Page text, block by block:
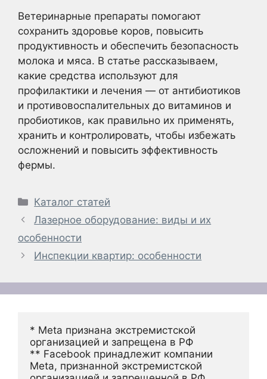
Ветеринарные препараты помогают
сохранить здоровье коров, повысить
продуктивность и обеспечить безопасность
молока и мяса. В статье рассказываем,
какие средства используют для
профилактики и лечения — от антибиотиков
и противовоспалительных до витаминов и
пробиотиков, как правильно их применять,
хранить и контролировать, чтобы избежать
осложнений и повысить эффективность
фермы.
Рубрики
Каталог статей
Лазерное оборудование: виды и их
особенности
Инспекции квартир: особенности
* Meta признана экстремистской
организацией и запрещена в РФ
** Facebook принадлежит компании
Meta, признанной экстремистской